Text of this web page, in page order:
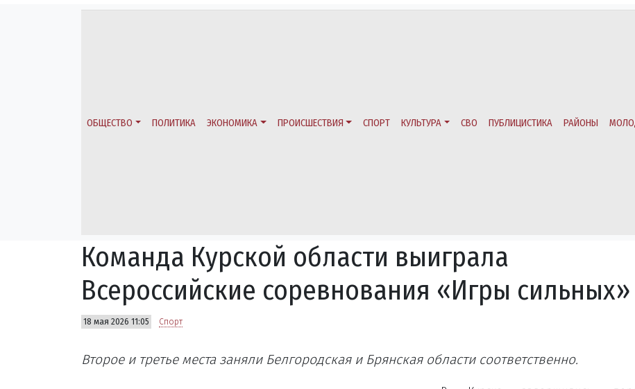
ОБЩЕСТВО ПОЛИТИКА ЭКОНОМИКА ПРОИСШЕСТВИЯ СПОРТ КУЛЬТУРА СВО ПУБЛИЦИСТИКА РАЙОНЫ
Команда Курской области выиграла
Всероссийские соревнования «Игры сильных»
18 мая 2026 11:05 Спорт
Второе и третье места заняли Белгородская и Брянская области соответственно.